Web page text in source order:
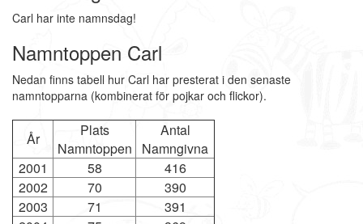
Carl har inte namnsdag!
Namntoppen Carl
Nedan finns tabell hur Carl har presterat i den senaste
namntopparna (kombinerat för pojkar och flickor).
År
Plats
Namntoppen
Antal
Namngivna
2001
58
416
2002
70
390
2003
71
391